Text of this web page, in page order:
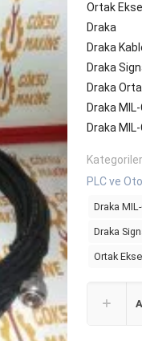
Ortak
Draka
Draka
Draka
Draka
Draka
Draka
PLC ve
Draka
Draka
Ortak